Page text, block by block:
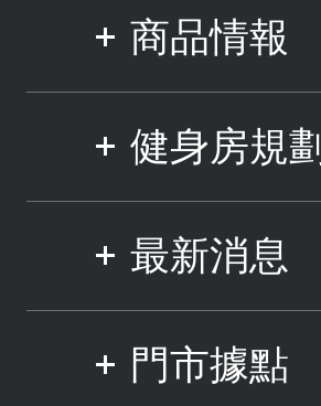
商品情報
健身房規劃
最新消息
門市據點